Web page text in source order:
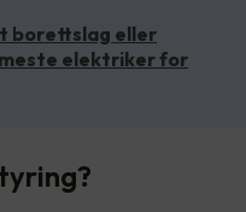
borettslag eller
elektriker for